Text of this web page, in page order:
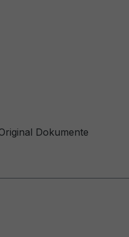
Dokumente